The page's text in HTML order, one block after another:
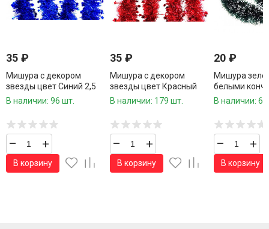
35 ₽
Мишура с декором
звезды цвет Синий 2,5
метра d-10 см.1 шт.
В наличии: 96 шт.
– +
В корзину
35 ₽
Мишура с декором
звезды цвет Красный
2,5 метра d-10 см.1 шт.
В наличии: 179 шт.
– +
В корзину
20 ₽
Мишура
белыми
см.1,5 метра
В наличии:
– +
В корзину